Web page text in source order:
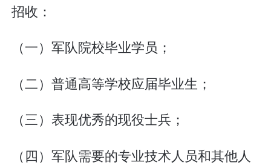
招收：
（一）军队院校毕业学员；
（二）普通高等学校应届毕业生；
（三）表现优秀的现役士兵；
（四）军队需要的专业技术人员和其他人